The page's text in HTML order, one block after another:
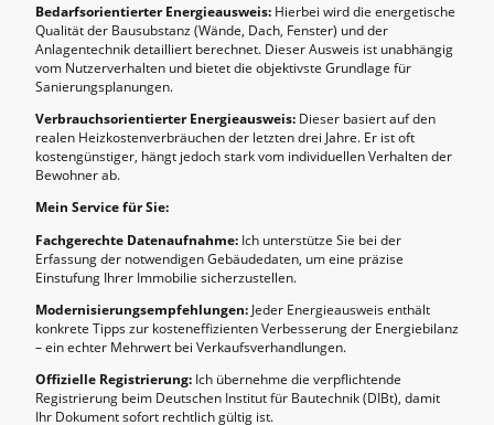
Bedarfsorientierter Energieausweis: Hierbei wird die energetische
Qualität der Bausubstanz (Wände, Dach, Fenster) und der
Anlagentechnik detailliert berechnet. Dieser Ausweis ist unabhängig
vom Nutzerverhalten und bietet die objektivste Grundlage für
Sanierungsplanungen.
Verbrauchsorientierter Energieausweis: Dieser basiert auf den
realen Heizkostenverbräuchen der letzten drei Jahre. Er ist oft
kostengünstiger, hängt jedoch stark vom individuellen Verhalten der
Bewohner ab.
Mein Service für Sie:
Fachgerechte Datenaufnahme: Ich unterstütze Sie bei der
Erfassung der notwendigen Gebäudedaten, um eine präzise
Einstufung Ihrer Immobilie sicherzustellen.
Modernisierungsempfehlungen: Jeder Energieausweis enthält
konkrete Tipps zur kosteneffizienten Verbesserung der Energiebilanz
– ein echter Mehrwert bei Verkaufsverhandlungen.
Offizielle Registrierung: Ich übernehme die verpflichtende
Registrierung beim Deutschen Institut für Bautechnik (DIBt), damit
Ihr Dokument sofort rechtlich gültig ist.